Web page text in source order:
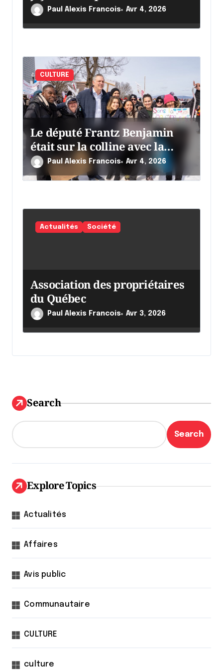
c
l
Paul Alexis Francois Avr 4, 2026
CULTURE
Le député Frantz Benjamin
était sur la colline avec la
chaumine
Paul Alexis Francois Avr 4, 2026
Actualités Société
Association des propriétaires
du Québec
Paul Alexis Francois Avr 3, 2026
Search
Search
Explore Topics
Actualités
Affaires
Avis public
Communautaire
CULTURE
culture